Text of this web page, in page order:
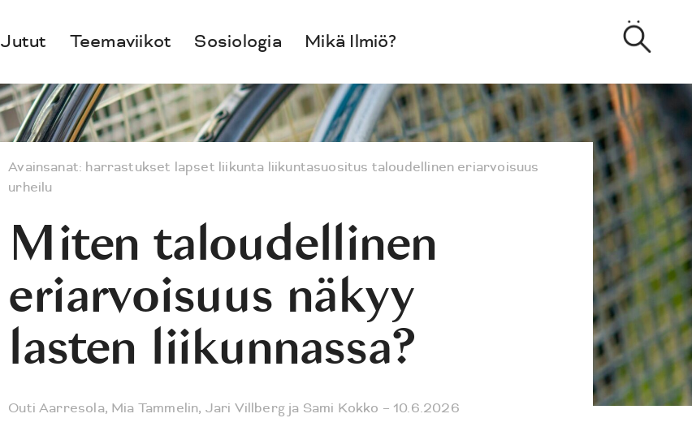
Jutut Teemaviikot Sosiologia Mikä Ilmiö?
Avainsanat: harrastukset lapset liikunta liikuntasuositus taloudellinen eriarvoisuus
urheilu
Miten taloudellinen
eriarvoisuus näkyy
lasten liikunnassa?
Outi Aarresola, Mia Tammelin, Jari Villberg ja Sami Kokko – 10.6.2026